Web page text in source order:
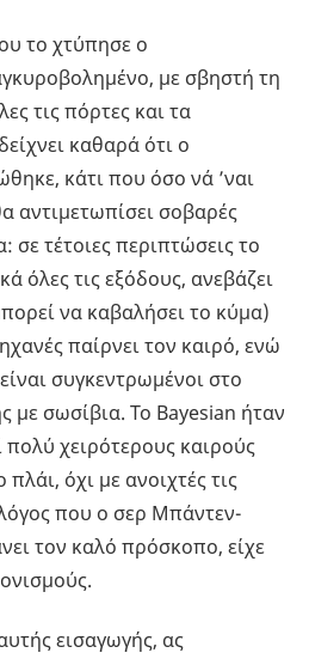
το χτύπησε ο
με σβηστή τη
τις πόρτες και τα
καθαρά ότι ο
κάτι που όσο νά ’ναι
αντιμετωπίσει σοβαρές
σε τέτοιες περιπτώσεις το
όλες τις εξόδους, ανεβάζει
να καβαλήσει το κύμα)
παίρνει τον καιρό, ενώ
συγκεντρωμένοι στο
με σωσίβια. Το Bayesian ήταν
πολύ χειρότερους καιρούς
όχι με ανοιχτές τις
που ο σερ Μπάντεν-
τον καλό πρόσκοπο, είχε
εισαγωγής, ας